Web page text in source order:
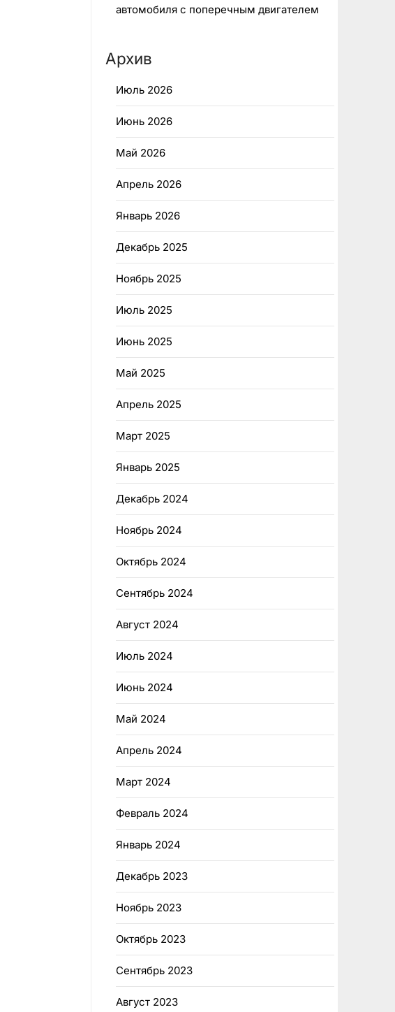
автомобиля с поперечным двигателем
Архив
Июль 2026
Июнь 2026
Май 2026
Апрель 2026
Январь 2026
Декабрь 2025
Ноябрь 2025
Июль 2025
Июнь 2025
Май 2025
Апрель 2025
Март 2025
Январь 2025
Декабрь 2024
Ноябрь 2024
Октябрь 2024
Сентябрь 2024
Август 2024
Июль 2024
Июнь 2024
Май 2024
Апрель 2024
Март 2024
Февраль 2024
Январь 2024
Декабрь 2023
Ноябрь 2023
Октябрь 2023
Сентябрь 2023
Август 2023